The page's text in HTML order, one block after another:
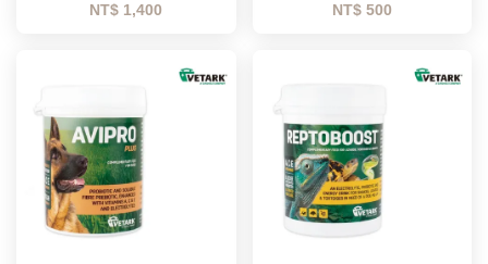
NT$ 1,400
NT$ 500